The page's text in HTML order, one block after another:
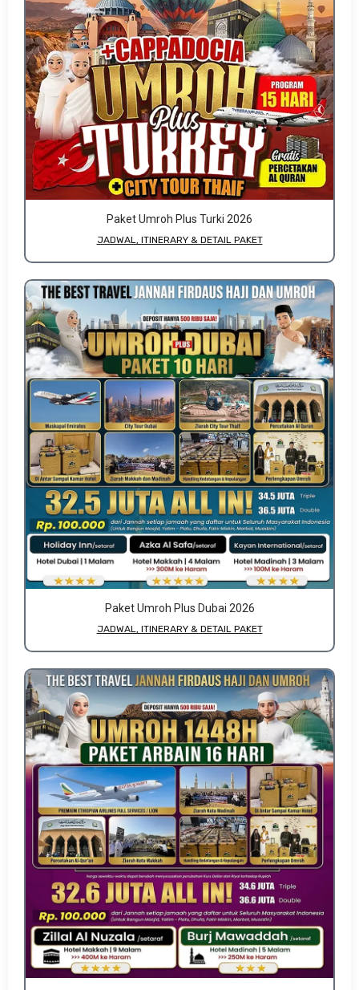
Paket Umroh Plus Turki 2026
JADWAL, ITINERARY & DETAIL PAKET
Paket Umroh Plus Dubai 2026
JADWAL, ITINERARY & DETAIL PAKET